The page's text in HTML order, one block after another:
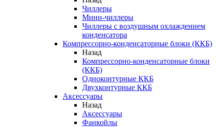
Чиллеры
Мини-чиллеры
Чиллеры с воздушным охлаждением
конденсатора
Компрессорно-конденсаторные блоки (ККБ)
Назад
Компрессорно-конденсаторные блоки
(ККБ)
Одноконтурные ККБ
Двухконтурные ККБ
Аксессуары
Назад
Аксессуары
Фанкойлы